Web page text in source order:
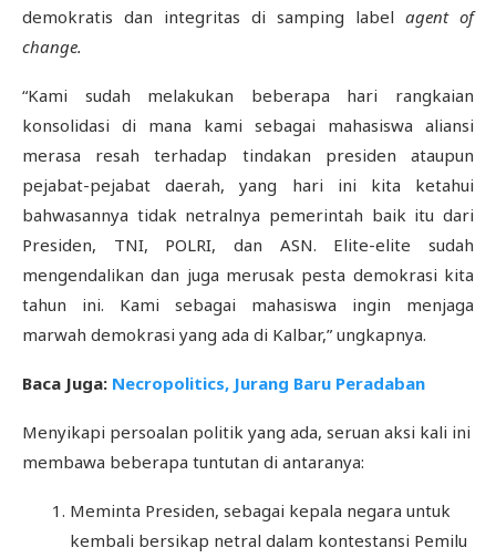
demokratis dan integritas di samping label agent of
change.
“Kami sudah melakukan beberapa hari rangkaian
konsolidasi di mana kami sebagai mahasiswa aliansi
merasa resah terhadap tindakan presiden ataupun
pejabat-pejabat daerah, yang hari ini kita ketahui
bahwasannya tidak netralnya pemerintah baik itu dari
Presiden, TNI, POLRI, dan ASN. Elite-elite sudah
mengendalikan dan juga merusak pesta demokrasi kita
tahun ini. Kami sebagai mahasiswa ingin menjaga
marwah demokrasi yang ada di Kalbar,” ungkapnya.
Baca Juga: Necropolitics, Jurang Baru Peradaban
Menyikapi persoalan politik yang ada, seruan aksi kali ini
membawa beberapa tuntutan di antaranya:
Meminta Presiden, sebagai kepala negara untuk
kembali bersikap netral dalam kontestansi Pemilu